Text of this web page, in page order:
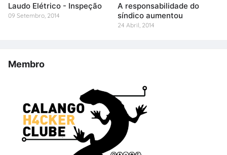
Laudo Elétrico - Inspeção
09 Setembro, 2014
A responsabilidade do
síndico aumentou
24 Abril, 2014
Membro